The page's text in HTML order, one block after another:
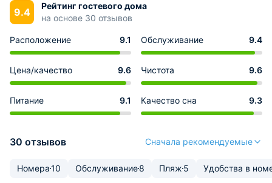
9.4
Рейтинг гостевого дома
на основе 30 отзывов
Расположение 9.1 Обслуживание 9.4
Цена/качество 9.6 Чистота 9.6
Питание 9.1 Качество сна 9.3
30 отзывов Сначала рекомендуемые
Номера10 Обслуживание8 Пляж 5 Удобства в